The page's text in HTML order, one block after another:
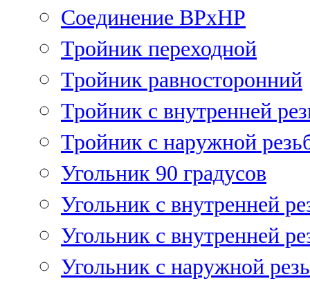
Соединение ВРхНР
Тройник переходной
Тройник равносторонний
Тройник с внутренней
Тройник с наружной
Угольник 90 градусов
Угольник c внутренней
Угольник с внутренней
Угольник с наружной